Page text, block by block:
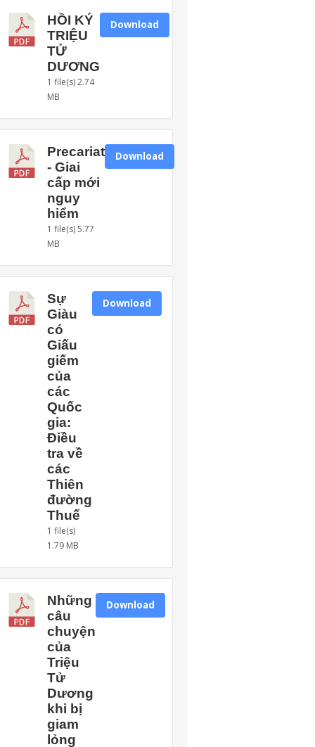
HỒI KÝ
TRIỆU
TỬ
DƯƠNG
1 file(s)2.74
MB
Download
Precariat
- Giai
cấp mới
nguy
hiểm
1 file(s)5.77
MB
Download
Sự
Giàu
có
Giấu
giếm
của
các
Quốc
gia:
Điều
tra về
các
Thiên
đường
Thuế
1 file(s)
1.79 MB
Download
Những
câu
chuyện
của
Triệu
Tử
Dương
khi bị
giam
lỏng
Download